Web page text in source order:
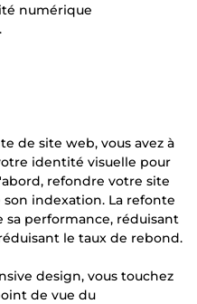
numérique
de site web, vous avez à
identité visuelle pour
refondre votre site
son indexation. La refonte
sa performance, réduisant
le taux de rebond.
design, vous touchez
de vue du